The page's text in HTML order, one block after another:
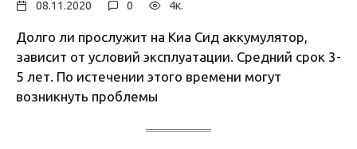
08.11.2020 0 4к.
Долго ли прослужит на Киа Сид аккумулятор,
зависит от условий эксплуатации. Средний срок 3-
5 лет. По истечении этого времени могут
возникнуть проблемы